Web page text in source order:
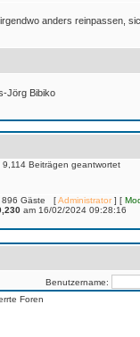
anders reinpassen,
Jörg Bibiko
Beiträgen geantwortet
896 Gäste [Administrator] [
am 16/02/2024 09:28:16
Benutzername:
Foren